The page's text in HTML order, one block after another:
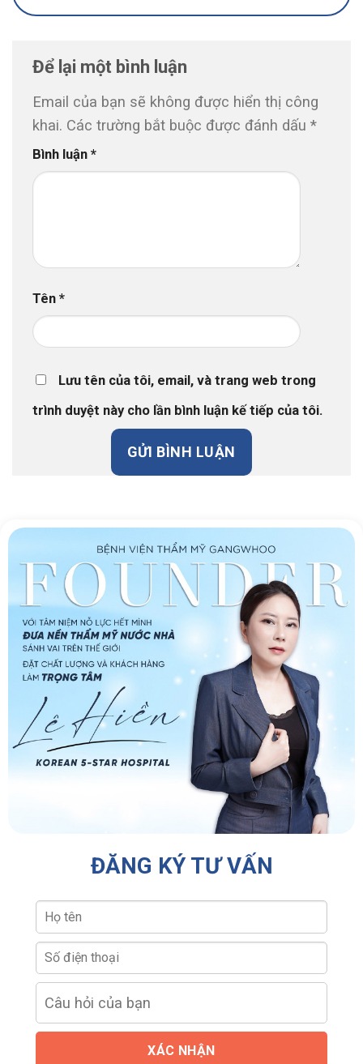
Để lại một bình luận
Email của bạn sẽ không được hiển thị công
khai. Các trường bắt buộc được đánh dấu *
Bình luận *
Tên *
Lưu tên của tôi, email, và trang web trong
trình duyệt này cho lần bình luận kế tiếp của tôi.
ĐĂNG KÝ TƯ VẤN
XÁC NHẬN